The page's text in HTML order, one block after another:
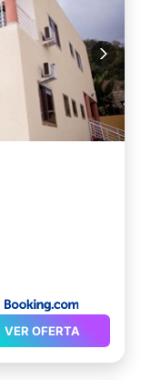
VER OFERTA